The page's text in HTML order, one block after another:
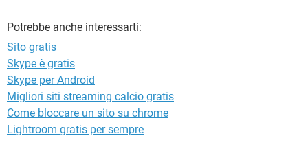
Potrebbe anche interessarti:
Sito gratis
Skype è gratis
Skype per Android
Migliori siti streaming calcio gratis
Come bloccare un sito su chrome
Lightroom gratis per sempre